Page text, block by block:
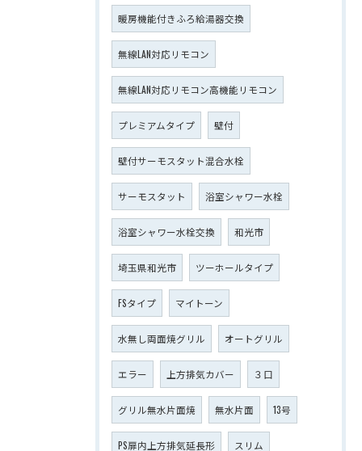
暖房機能付きふろ給湯器交換
無線LAN対応リモコン
無線LAN対応リモコン高機能リモコン
プレミアムタイプ 壁付
壁付サーモスタット混合水栓
サーモスタット 浴室シャワー水栓
浴室シャワー水栓交換 和光市
埼玉県和光市 ツーホールタイプ
FSタイプ マイトーン
水無し両面焼グリル オートグリル
エラー 上方排気カバー ３口
グリル無水片面焼 無水片面 13号
PS扉内上方排気延長形 スリム